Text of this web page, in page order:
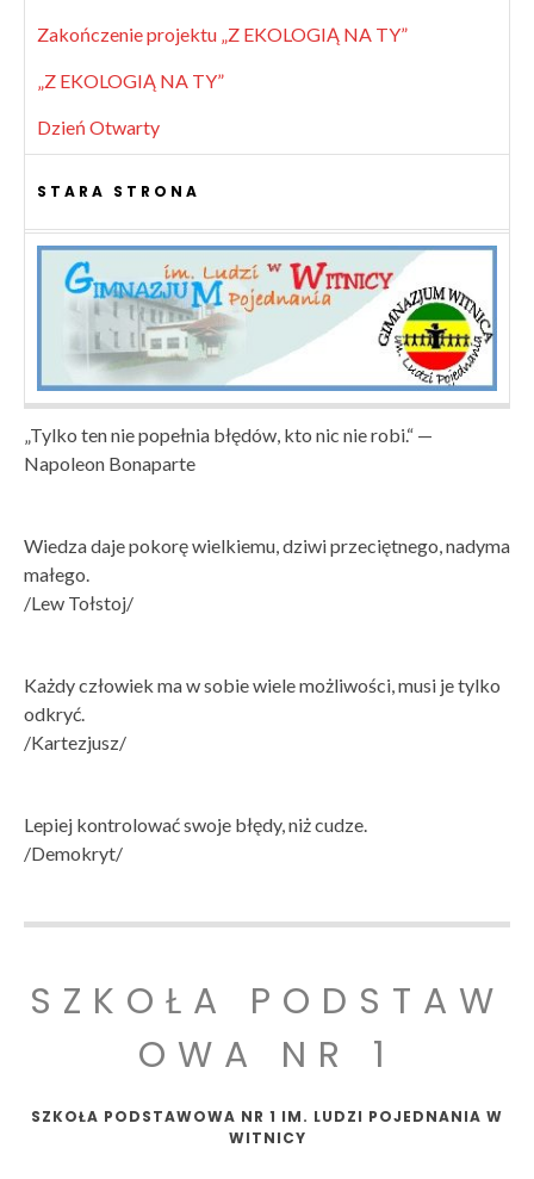
Zakończenie projektu „Z EKOLOGIĄ NA TY”
„Z EKOLOGIĄ NA TY”
Dzień Otwarty
STARA STRONA
„Tylko ten nie popełnia błędów, kto nic nie robi.“ —
Napoleon Bonaparte
Wiedza daje pokorę wielkiemu, dziwi przeciętnego, nadyma
małego.
/Lew Tołstoj/
Każdy człowiek ma w sobie wiele możliwości, musi je tylko
odkryć.
/Kartezjusz/
Lepiej kontrolować swoje błędy, niż cudze.
/Demokryt/
SZKOŁA PODSTAW
OWA NR 1
SZKOŁA PODSTAWOWA NR 1 IM. LUDZI POJEDNANIA W
WITNICY